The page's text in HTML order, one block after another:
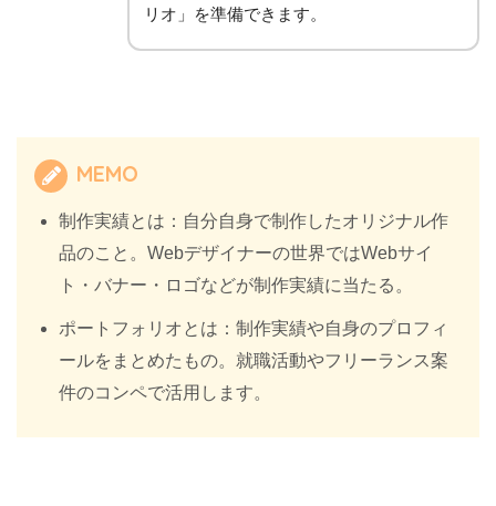
リオ」を準備できます。
MEMO
制作実績とは：自分自身で制作したオリジナル作
品のこと。Webデザイナーの世界ではWebサイ
ト・バナー・ロゴなどが制作実績に当たる。
ポートフォリオとは：制作実績や自身のプロフィ
ールをまとめたもの。就職活動やフリーランス案
件のコンペで活用します。